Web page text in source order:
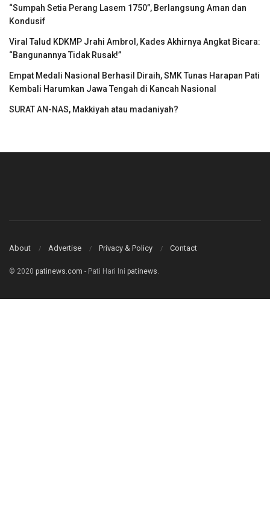
“Sumpah Setia Perang Lasem 1750”, Berlangsung Aman dan
Kondusif
Viral Talud KDKMP Jrahi Ambrol, Kades Akhirnya Angkat Bicara:
“Bangunannya Tidak Rusak!”
Empat Medali Nasional Berhasil Diraih, SMK Tunas Harapan Pati
Kembali Harumkan Jawa Tengah di Kancah Nasional
SURAT AN-NAS, Makkiyah atau madaniyah?
About Advertise Privacy & Policy Contact
© 2020 patinews.com - Pati Hari Ini patinews.